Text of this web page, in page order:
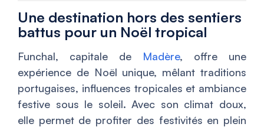
Une destination hors des sentiers
battus pour un Noël tropical
Funchal, capitale de Madère, offre une
expérience de Noël unique, mêlant traditions
portugaises, influences tropicales et ambiance
festive sous le soleil. Avec son climat doux,
elle permet de profiter des festivités en plein